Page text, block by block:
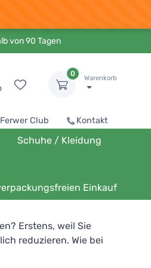
von 90 Tagen
0
Warenkorb
Ferwer Club Kontakt
Schuhe / Kleidung
Einkauf
Erstens, weil Sie
reduzieren. Wie bei
als Kunde kaufen